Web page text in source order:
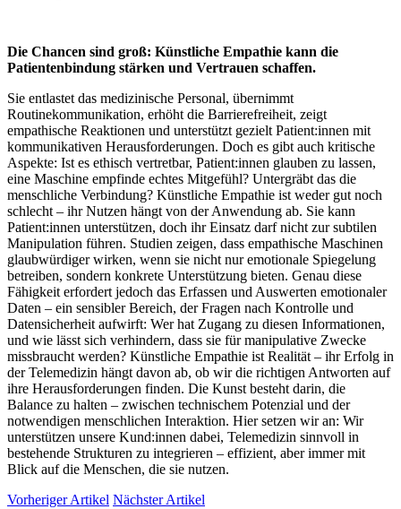
Die Chancen sind groß: Künstliche Empathie kann die
Patientenbindung stärken und Vertrauen schaffen.
Sie entlastet das medizinische Personal, übernimmt
Routinekommunikation, erhöht die Barrierefreiheit, zeigt
empathische Reaktionen und unterstützt gezielt Patient:innen mit
kommunikativen Herausforderungen. Doch es gibt auch kritische
Aspekte: Ist es ethisch vertretbar, Patient:innen glauben zu lassen,
eine Maschine empfinde echtes Mitgefühl? Untergräbt das die
menschliche Verbindung? Künstliche Empathie ist weder gut noch
schlecht – ihr Nutzen hängt von der Anwendung ab. Sie kann
Patient:innen unterstützen, doch ihr Einsatz darf nicht zur subtilen
Manipulation führen. Studien zeigen, dass empathische Maschinen
glaubwürdiger wirken, wenn sie nicht nur emotionale Spiegelung
betreiben, sondern konkrete Unterstützung bieten. Genau diese
Fähigkeit erfordert jedoch das Erfassen und Auswerten emotionaler
Daten – ein sensibler Bereich, der Fragen nach Kontrolle und
Datensicherheit aufwirft: Wer hat Zugang zu diesen Informationen,
und wie lässt sich verhindern, dass sie für manipulative Zwecke
missbraucht werden? Künstliche Empathie ist Realität – ihr Erfolg in
der Telemedizin hängt davon ab, ob wir die richtigen Antworten auf
ihre Herausforderungen finden. Die Kunst besteht darin, die
Balance zu halten – zwischen technischem Potenzial und der
notwendigen menschlichen Interaktion. Hier setzen wir an: Wir
unterstützen unsere Kund:innen dabei, Telemedizin sinnvoll in
bestehende Strukturen zu integrieren – effizient, aber immer mit
Blick auf die Menschen, die sie nutzen.
Vorheriger Artikel Nächster Artikel